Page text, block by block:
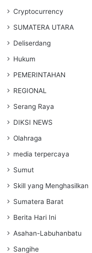
Cryptocurrency
SUMATERA UTARA
Deliserdang
Hukum
PEMERINTAHAN
REGIONAL
Serang Raya
DIKSI NEWS
Olahraga
media terpercaya
Sumut
Skill yang Menghasilkan
Sumatera Barat
Berita Hari Ini
Asahan-Labuhanbatu
Sangihe